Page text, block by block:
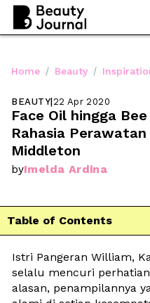
Home / Beauty /
BEAUTY|22 Apr 2020
Face Oil hingga
Rahasia
Middleton
byImelda Ardina
Table of Contents
Istri Pangeran William,
selalu mencuri
alasan, penampilannya